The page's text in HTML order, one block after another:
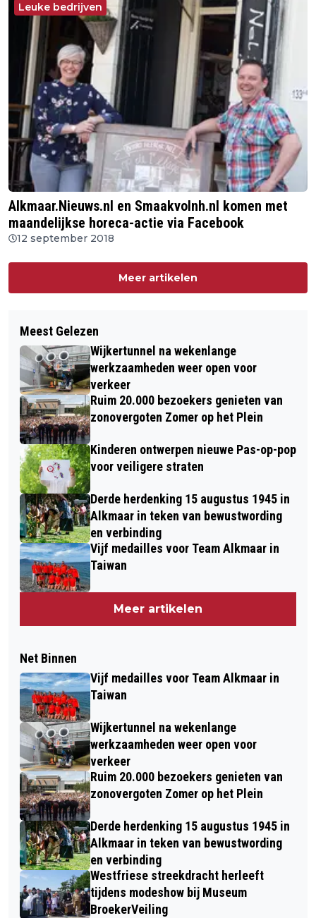
Leuke bedrijven
Alkmaar.Nieuws.nl en Smaakvolnh.nl komen met
maandelijkse horeca-actie via Facebook
12 september 2018
Meer artikelen
Meest Gelezen
Wijkertunnel na wekenlange
werkzaamheden weer open voor
verkeer
Ruim 20.000 bezoekers genieten van
zonovergoten Zomer op het Plein
Kinderen ontwerpen nieuwe Pas-op-pop
voor veiligere straten
Derde herdenking 15 augustus 1945 in
Alkmaar in teken van bewustwording
en verbinding
Vijf medailles voor Team Alkmaar in
Taiwan
Meer artikelen
Net Binnen
Vijf medailles voor Team Alkmaar in
Taiwan
Wijkertunnel na wekenlange
werkzaamheden weer open voor
verkeer
Ruim 20.000 bezoekers genieten van
zonovergoten Zomer op het Plein
Derde herdenking 15 augustus 1945 in
Alkmaar in teken van bewustwording
en verbinding
Westfriese streekdracht herleeft
tijdens modeshow bij Museum
BroekerVeiling